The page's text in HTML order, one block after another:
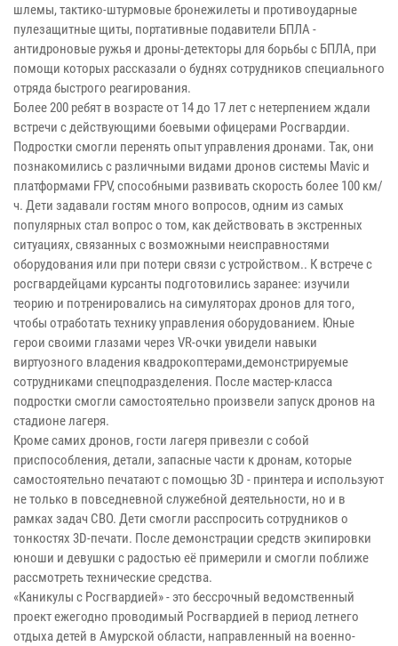
шлемы, тактико-штурмовые бронежилеты и противоударные
пулезащитные щиты, портативные подавители БПЛА -
антидроновые ружья и дроны-детекторы для борьбы с БПЛА, при
помощи которых рассказали о буднях сотрудников специального
отряда быстрого реагирования.
Более 200 ребят в возрасте от 14 до 17 лет с нетерпением ждали
встречи с действующими боевыми офицерами Росгвардии.
Подростки смогли перенять опыт управления дронами. Так, они
познакомились с различными видами дронов системы Mavic и
платформами FPV, способными развивать скорость более 100 км/
ч. Дети задавали гостям много вопросов, одним из самых
популярных стал вопрос о том, как действовать в экстренных
ситуациях, связанных с возможными неисправностями
оборудования или при потери связи с устройством.. К встрече с
росгвардейцами курсанты подготовились заранее: изучили
теорию и потренировались на симуляторах дронов для того,
чтобы отработать технику управления оборудованием. Юные
герои своими глазами через VR-очки увидели навыки
виртуозного владения квадрокоптерами,демонстрируемые
сотрудниками спецподразделения. После мастер-класса
подростки смогли самостоятельно произвели запуск дронов на
стадионе лагеря.
Кроме самих дронов, гости лагеря привезли с собой
приспособления, детали, запасные части к дронам, которые
самостоятельно печатают с помощью 3D - принтера и используют
не только в повседневной служебной деятельности, но и в
рамках задач СВО. Дети смогли расспросить сотрудников о
тонкостях 3D-печати. После демонстрации средств экипировки
юноши и девушки с радостью её примерили и смогли поближе
рассмотреть технические средства.
«Каникулы с Росгвардией» - это бессрочный ведомственный
проект ежегодно проводимый Росгвардией в период летнего
отдыха детей в Амурской области, направленный на военно-